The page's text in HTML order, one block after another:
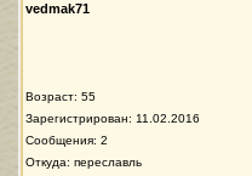
vedmak71
Возраст: 55
Зарегистрирован: 11.02.2016
Сообщения: 2
Откуда: переславль